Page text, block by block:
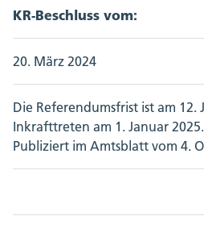
KR-Beschluss vom:
20. März 2024
Die Referendumsfrist ist am
Inkrafttreten am 1. Januar 2025.
Publiziert im Amtsblatt vom 4.